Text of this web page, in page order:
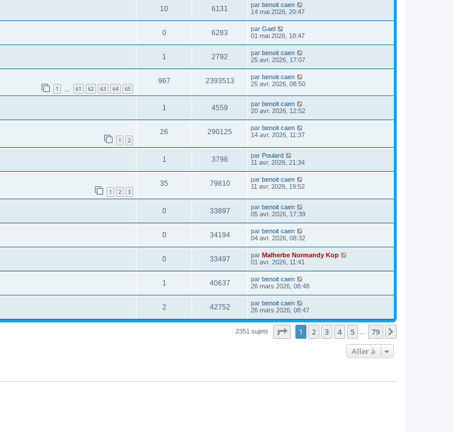
10 6131 par benoit caen
14 mai 2026, 20:47
0 6283 par Gael
01 mai 2026, 18:47
1 2792 par benoit caen
25 avr. 2026, 17:07
1 61 62 63 64 65
967 2393513 par benoit caen
25 avr. 2026, 08:50
1 4559 par benoit caen
20 avr. 2026, 12:52
1 2
26 290125 par benoit caen
14 avr. 2026, 11:37
1 3798 par Poulard
11 avr. 2026, 21:34
1 2 3
35 79810 par benoit caen
11 avr. 2026, 19:52
0 33897 par benoit caen
05 avr. 2026, 17:39
0 34194 par benoit caen
04 avr. 2026, 08:32
0 33497 par Malherbe Normandy Kop
01 avr. 2026, 11:41
1 40637 par benoit caen
26 mars 2026, 08:48
2 42752 par benoit caen
26 mars 2026, 08:47
2351 sujets Page sur79
1 2 3 4 5 79
Aller à